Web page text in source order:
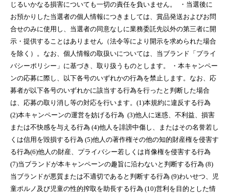
じるいかなる損害についても一切の責任を負いません。 ・当選後に
お預かりした当選者の個人情報につきましては、賞品発送およびお問
合せのみに使用し、当選者の同意なしに業務委託先以外の第三者に開
示・提供することはありません（法令等により開示を求められた場合
を除く）。なお、個人情報の取扱いについては、当ブランド「プライ
バシーポリシー」に基づき、取り扱うものとします。 ・本キャンペー
ンの応募に際し、以下各号のいずれかの行為を禁止します。なお、応
募者が以下各号のいずれかに該当する行為を行ったと判断した場合
は、応募の取り消し等の対応を行います。(1)本規約に違反する行為
(2)本キャンペーンの運営を妨げる行為 (3)他人に迷惑、不利益、損害
または不快感を与える行為 (4)他人を誹謗中傷し、またはその名誉若し
くは信用を毀損する行為 (5)他人の著作権その他の知的財産権を侵害す
る行為(6)他人の財産、プライバシー若しくは肖像権を侵害する行為
(7)当ブランドが本キャンペーンの趣旨に沿わないと判断する行為 (8)
当ブランドが悪質または不適切であると判断する行為 (9)わいせつ、児
童ポルノ及び児童の性的搾取を助長する行為 (10)営利を目的とした情